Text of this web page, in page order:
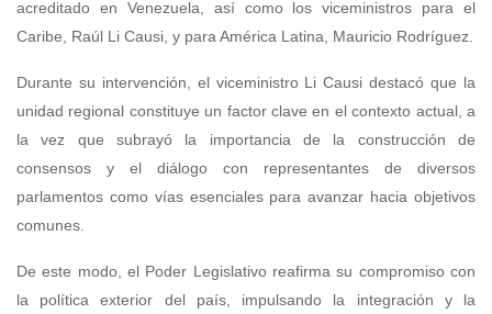
acreditado en Venezuela, así como los viceministros para el
Caribe, Raúl Li Causi, y para América Latina, Mauricio Rodríguez.
Durante su intervención, el viceministro Li Causi destacó que la
unidad regional constituye un factor clave en el contexto actual, a
la vez que subrayó la importancia de la construcción de
consensos y el diálogo con representantes de diversos
parlamentos como vías esenciales para avanzar hacia objetivos
comunes.
De este modo, el Poder Legislativo reafirma su compromiso con
la política exterior del país, impulsando la integración y la